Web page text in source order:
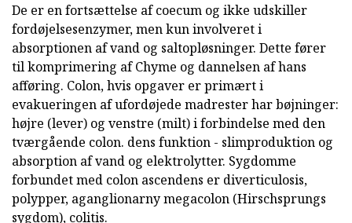
De er en fortsættelse af coecum og ikke udskiller
fordøjelsesenzymer, men kun involveret i
absorptionen af vand og saltopløsninger. Dette fører
til komprimering af Chyme og dannelsen af hans
afføring. Colon, hvis opgaver er primært i
evakueringen af ufordøjede madrester har bøjninger:
højre (lever) og venstre (milt) i forbindelse med den
tværgående colon. dens funktion - slimproduktion og
absorption af vand og elektrolytter. Sygdomme
forbundet med colon ascendens er diverticulosis,
polypper, aganglionarny megacolon (Hirschsprungs
sygdom), colitis.